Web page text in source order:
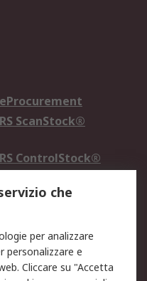
eProcurement
RS ScanStock®
RS ControlStock®
Privacy -
Termini d'uso
che
per analizzare
personalizzare e
Cliccare su "Accetta